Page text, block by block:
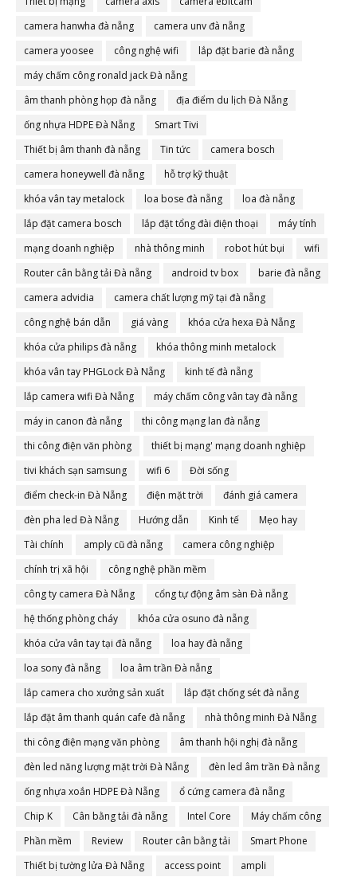
camera hanwha đà nẵng
camera unv đà nẵng
camera yoosee
công nghệ wifi
lắp đặt barie đà nẵng
máy chấm công ronald jack Đà nẵng
âm thanh phòng họp đà nẵng
địa điểm du lịch Đà Nẵng
ống nhựa HDPE Đà Nẵng
Smart Tivi
Thiết bị âm thanh đà nẵng
Tin tức
camera bosch
camera honeywell đà nẵng
hỗ trợ kỹ thuật
khóa vân tay metalock
loa bose đà nẵng
loa đà nẵng
lắp đặt camera bosch
lắp đặt tổng đài điện thoại
máy tính
mạng doanh nghiệp
nhà thông minh robot hút bụi
wifi
Router cân bằng tải Đà nẵng
android tv box
barie đà nẵng
camera advidia
camera chất lượng mỹ tại đà nẵng
công nghệ bán dẫn
giá vàng
khóa cửa hexa Đà Nẵng
khóa cửa philips đà nẵng
khóa thông minh metalock
khóa vân tay PHGLock Đà Nẵng
kinh tế đà nẵng
lắp camera wifi Đà Nẵng
máy chấm công vân tay đà nẵng
máy in canon đà nẵng
thi công mạng lan đà nẵng
thi công điện văn phòng
thiết bị mạng' mạng doanh nghiệp
tivi khách sạn samsung
wifi 6
Đời sống
điểm check-in Đà Nẵng
điện mặt trời
đánh giá camera
đèn pha led Đà Nẵng
Hướng dẫn Kinh tế
Mẹo hay
Tài chính
amply cũ đà nẵng
camera công nghiệp
chính trị xã hội
công nghệ phần mềm
công ty camera Đà Nẵng
cổng tự động âm sàn Đà nẵng
hệ thống phòng cháy
khóa cửa osuno đà nẵng
khóa cửa vân tay tại đà nẵng
loa hay đà nẵng
loa sony đà nẵng
loa âm trần Đà nẵng
lắp camera cho xưởng sản xuất
lắp đặt chống sét đà nẵng
lắp đặt âm thanh quán cafe đà nẵng
nhà thông minh Đà Nẵng
thi công điện mạng văn phòng
âm thanh hội nghị đà nẵng
đèn led năng lượng mặt trời Đà Nẵng
đèn led âm trần Đà nẵng
ống nhựa xoắn HDPE Đà Nẵng
ổ cứng camera đà nẵng
Chip K
Cân bằng tải đà nẵng Intel Core
Máy chấm công
Phần mềm
Review Router cân bằng tải
Smart Phone
Thiết bị tường lửa Đà Nẵng
access point
ampli